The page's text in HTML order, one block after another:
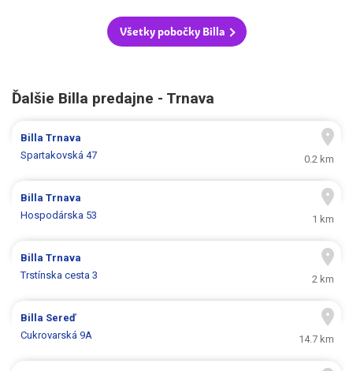
Všetky pobočky Billa
Ďalšie Billa predajne - Trnava
BillaTrnava
Spartakovská 47
0.2 km
BillaTrnava
Hospodárska 53
1 km
BillaTrnava
Trstínska cesta 3
2 km
Billa Sereď
Cukrovarská 9A
14.7 km